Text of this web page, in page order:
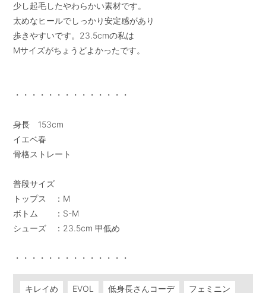
少し起毛したやわらかい素材です。
太めなヒールでしっかり安定感があり
歩きやすいです。23.5cmの私は
Mサイズがちょうどよかったです。
・・・・・・・・・・・・・・
身長　153cm
イエベ春
骨格ストレート
普段サイズ
トップス　：M
ボトム　　：S-M
シューズ　：23.5cm 甲低め
・・・・・・・・・・・・・・
キレイめ EVOL 低身長さんコーデ
フェミニン